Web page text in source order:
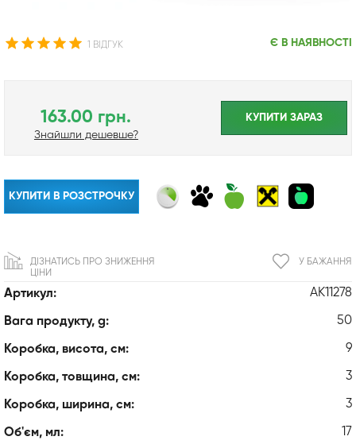
1 ВІДГУК Є В НАЯВНОСТІ
Артикул: AK11278
Вага продукту, g: 50
Коробка, висота, см: 9
Коробка, товщина, см: 3
Коробка, ширина, см: 3
Об'єм, мл: 17
163.00 грн.
Знайшли дешевше?
КУПИТИ ЗАРАЗ
КУПИТИ В РОЗСТРОЧКУ
У БАЖАННЯ
ДІЗНАТИСЬ ПРО ЗНИЖЕННЯ
ЦІНИ